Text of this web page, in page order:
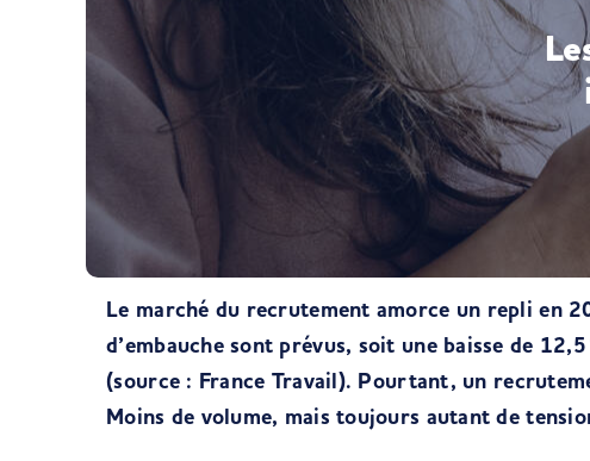
Le marché du recrutement amorce un repli en
d’embauche sont prévus, soit une baisse de
(source : France Travail). Pourtant, un
Moins de volume, mais toujours autant de